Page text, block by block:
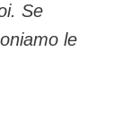
Se
le